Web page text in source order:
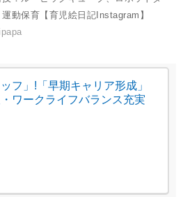
動保育【育児絵日記Instagram】
フ」!「早期キャリア形成」
ワークライフバランス充実